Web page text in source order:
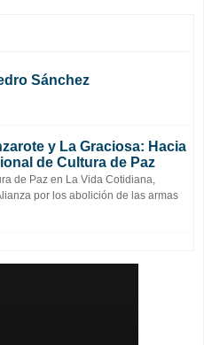
Sánchez
y La Graciosa: Hacia
de Cultura de Paz
de Paz en La Vida Cotidiana,
por los abolición de las armas